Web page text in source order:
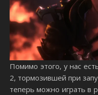
Помимо этого, у нас
2, тормозившей при
теперь можно играть в